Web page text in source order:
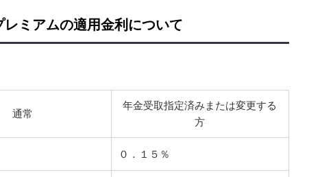
ミアムの適用金利について
通常
年金受取指定済みまたは変更する
方
０．１５％